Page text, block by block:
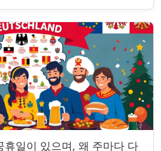
휴일이 있으며, 왜 주마다 다